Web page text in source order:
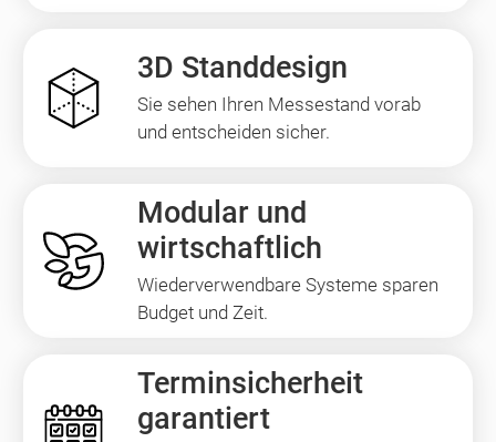
3D Standdesign
Sie sehen Ihren Messestand vorab
und entscheiden sicher.
Modular und
wirtschaftlich
Wiederverwendbare Systeme sparen
Budget und Zeit.
Terminsicherheit
garantiert